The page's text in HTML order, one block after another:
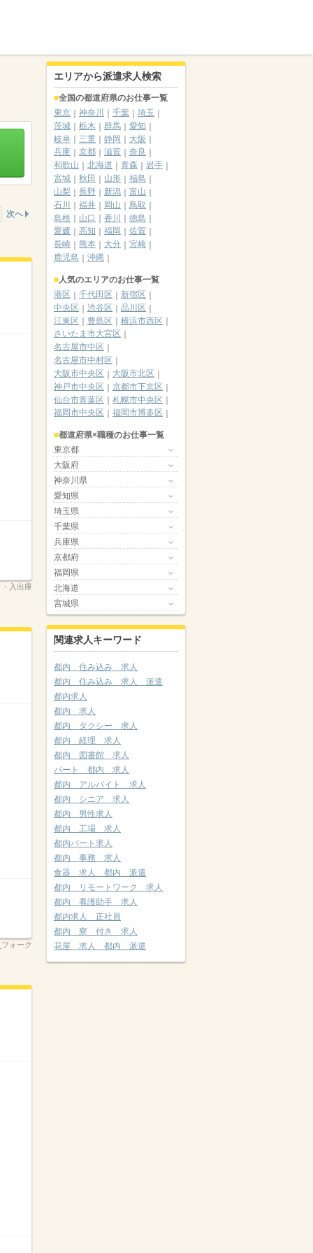
次へ
入出庫
ォーク
エリアから派遣求人検索
全国の都道府県のお仕事一覧
東京
神奈川 千葉
埼玉
茨城
栃木 群馬
愛知
岐阜
三重 静岡
大阪
兵庫
京都 滋賀
奈良
和歌山
北海道 青森
岩手
宮城
秋田 山形
福島
山梨
長野 新潟
富山
石川
福井 岡山
鳥取
島根
山口 香川
徳島
愛媛
高知 福岡
佐賀
長崎
熊本 大分
宮崎
鹿児島
沖縄
人気のエリアのお仕事一覧
港区
千代田区
新宿区
中央区
渋谷区
品川区
江東区
豊島区
横浜市西区
さいたま市大宮区
名古屋市中区
名古屋市中村区
大阪市中央区
大阪市北区
神戸市中央区
京都市下京区
仙台市青葉区
札幌市中央区
福岡市中央区
福岡市博多区
都道府県×職種のお仕事一覧
東京都
大阪府
神奈川県
愛知県
埼玉県
千葉県
兵庫県
京都府
福岡県
北海道
宮城県
関連求人キーワード
都内 住み込み 求人
都内 住み込み 求人 派遣
都内求人
都内 求人
都内 タクシー 求人
都内 経理 求人
都内 図書館 求人
パート 都内 求人
都内 アルバイト 求人
都内 シニア 求人
都内 男性求人
都内 工場 求人
都内パート求人
都内 事務 求人
食器 求人 都内 派遣
都内 リモートワーク 求人
都内 看護助手 求人
都内求人 正社員
都内 寮 付き 求人
花屋 求人 都内 派遣